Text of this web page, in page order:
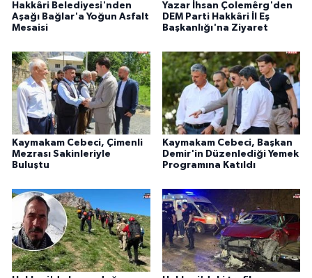
Hakkâri Belediyesi'nden
Aşağı Bağlar'a Yoğun Asfalt
Mesaisi
Yazar İhsan Çolemêrg'den
DEM Parti Hakkâri İl Eş
Başkanlığı'na Ziyaret
Kaymakam Cebeci, Çimenli
Mezrası Sakinleriyle
Buluştu
Kaymakam Cebeci, Başkan
Demir'in Düzenlediği Yemek
Programına Katıldı